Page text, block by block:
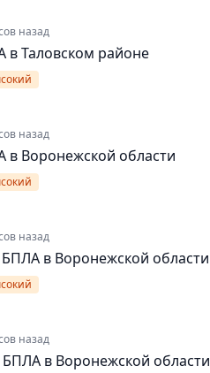
назад
Таловском районе
назад
Воронежской области
назад
в Воронежской области
назад
в Воронежской области